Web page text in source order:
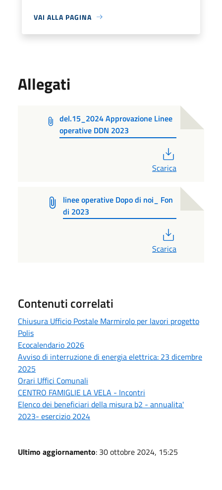
VAI ALLA PAGINA
Allegati
del.15_2024 Approvazione Linee
operative DDN 2023
Scarica
linee operative Dopo di noi_ Fon
di 2023
Scarica
Contenuti correlati
Chiusura Ufficio Postale Marmirolo per lavori progetto
Polis
Ecocalendario 2026
Avviso di interruzione di energia elettrica: 23 dicembre
2025
Orari Uffici Comunali
CENTRO FAMIGLIE LA VELA - Incontri
Elenco dei beneficiari della misura b2 - annualita'
2023- esercizio 2024
Ultimo aggiornamento: 30 ottobre 2024, 15:25